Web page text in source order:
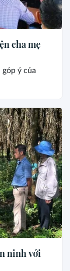
cha mẹ
góp ý của
ninh với